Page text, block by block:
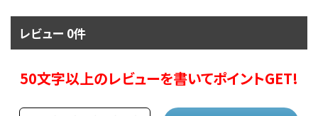
レビュー 0件
50文字以上のレビューを書いてポイントGET!